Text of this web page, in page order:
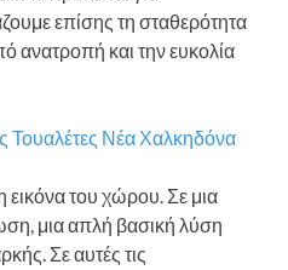
επίσης τη σταθερότητα
ανατροπή και την ευκολία
Τουαλέτες Νέα Χαλκηδόνα
εικόνα του χώρου. Σε μια
μια απλή βασική λύση
Σε αυτές τις